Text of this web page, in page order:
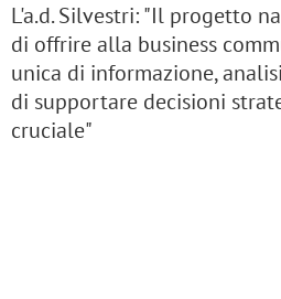
L'a.d. Silvestri: "Il progetto
di offrire alla business
unica di informazione,
di supportare decisioni
cruciale"